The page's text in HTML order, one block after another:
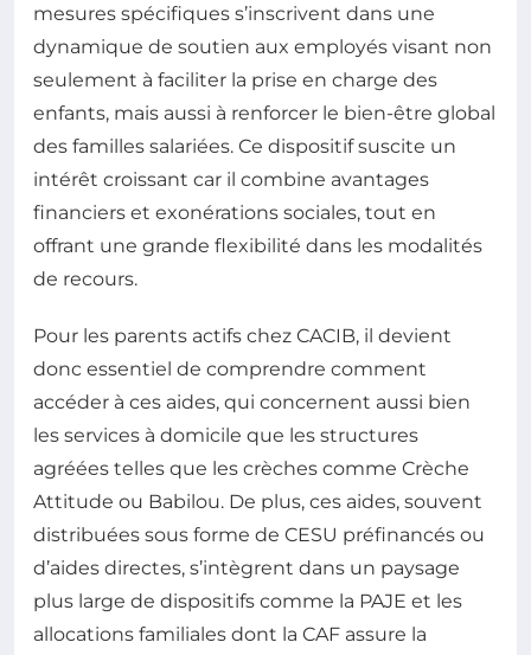
mesures spécifiques s’inscrivent dans une
dynamique de soutien aux employés visant non
seulement à faciliter la prise en charge des
enfants, mais aussi à renforcer le bien-être global
des familles salariées. Ce dispositif suscite un
intérêt croissant car il combine avantages
financiers et exonérations sociales, tout en
offrant une grande flexibilité dans les modalités
de recours.
Pour les parents actifs chez CACIB, il devient
donc essentiel de comprendre comment
accéder à ces aides, qui concernent aussi bien
les services à domicile que les structures
agréées telles que les crèches comme Crèche
Attitude ou Babilou. De plus, ces aides, souvent
distribuées sous forme de CESU préfinancés ou
d’aides directes, s’intègrent dans un paysage
plus large de dispositifs comme la PAJE et les
allocations familiales dont la CAF assure la